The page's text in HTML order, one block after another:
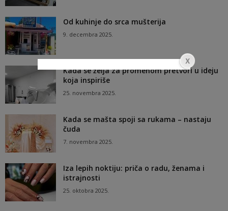
Od kuhinje do srca mušterija
9. decembra 2025.
Kada se želja za promenom pretvori u ideju
koja inspiriše
25. novembra 2025.
Kada se mašta spoji sa rukama – nastaju
čuda
7. novembra 2025.
Iza lepih noktiju: priča o radu, ženama i
istrajnosti
25. oktobra 2025.